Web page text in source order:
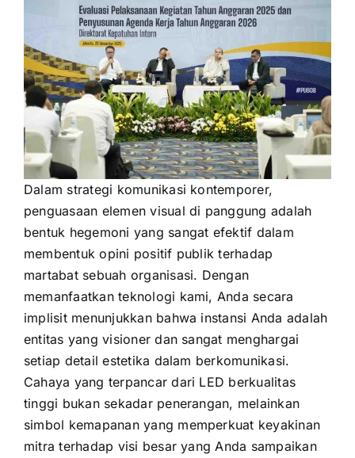
Dalam strategi komunikasi kontemporer,
penguasaan elemen visual di panggung adalah
bentuk hegemoni yang sangat efektif dalam
membentuk opini positif publik terhadap
martabat sebuah organisasi. Dengan
memanfaatkan teknologi kami, Anda secara
implisit menunjukkan bahwa instansi Anda adalah
entitas yang visioner dan sangat menghargai
setiap detail estetika dalam berkomunikasi.
Cahaya yang terpancar dari LED berkualitas
tinggi bukan sekadar penerangan, melainkan
simbol kemapanan yang memperkuat keyakinan
mitra terhadap visi besar yang Anda sampaikan